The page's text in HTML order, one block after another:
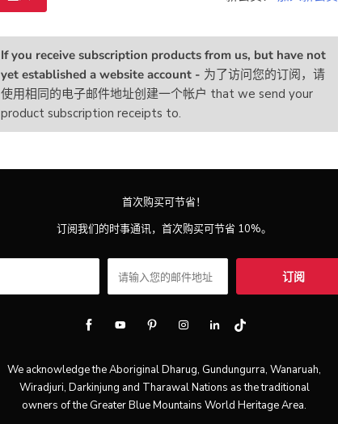
为了访问您的订阅，请
使用相同的电子邮件地址创建一个帐户
首次购买可节省！
订阅我们的时事通讯，首次购买可节省 10%。
We acknowledge the Aboriginal Dharug, Gundungurra, Wanaruah,
Wiradjuri, Darkinjung and Tharawal Nations as the traditional
owners of the Greater Blue Mountains World Heritage Area.